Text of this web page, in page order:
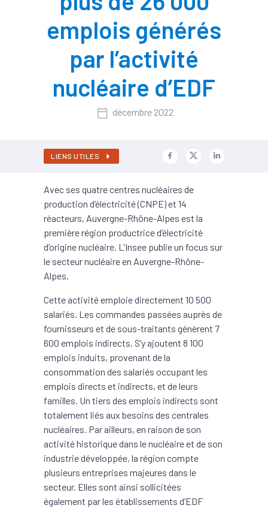
emplois générés
par l’activité
nucléaire d’EDF
décembre 2022
LIENS UTILES
Avec ses quatre centres nucléaires de
production d’électricité (CNPE) et 14
réacteurs, Auvergne-Rhône-Alpes est la
première région productrice d’électricité
d’origine nucléaire. L'Insee publie un focus sur
le secteur nucléaire en Auvergne-Rhône-
Alpes.
Cette activité emploie directement 10 500
salariés. Les commandes passées auprès de
fournisseurs et de sous-traitants génèrent 7
600 emplois indirects. S’y ajoutent 8 100
emplois induits, provenant de la
consommation des salariés occupant les
emplois directs et indirects, et de leurs
familles. Un tiers des emplois indirects sont
totalement liés aux besoins des centrales
nucléaires. Par ailleurs, en raison de son
activité historique dans le nucléaire et de son
industrie développée, la région compte
plusieurs entreprises majeures dans le
secteur. Elles sont ainsi sollicitées
également par les établissements d’EDF